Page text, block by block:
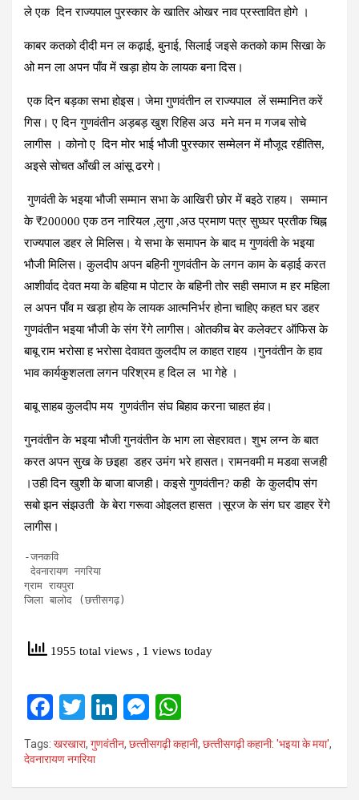
ले एक दिन राज्यपाल पुरस्कार के खातिर ओखर नाव प्रस्तावित होगे ।
काबर कतको दीदी मन ल कढ़ाई, बुनाई, सिलाई जइसे कतको काम सिखा के
ओ मन ला अपन पाँव में खड़ा होय के लायक बना दिस।
एक दिन बड़का सभा होइस। जेमा गुणवंतीन ल राज्यपाल लें सम्मानित करें
गिस। ए दिन गुणवंतीन अड़बड़ खुश रिहिस अउ मने मन म गजब सोचे
लागीस । कोनो ए दिन मोर भाई भौजी पुरस्कार सम्मेलन में मौजूद रहीतिस,
अइसे सोचत आँखी ल आंसू ढरगे।
गुणवंती के भइया भौजी सम्मान सभा के आखिरी छोर में बइठे राहय। सम्मान
के ₹200000 एक ठन नारियल ,लुगा ,अउ प्रमाण पत्र सुघ्घर प्रतीक चिह्न
राज्यपाल डहर ले मिलिस। ये सभा के समापन के बाद म गुणवंती के भइया
भौजी मिलिस। कुलदीप अपन बहिनी गुणवंतीन के लगन काम के बड़ाई करत
आशीर्वाद देवत मया के बहिया म पोटार के बहिनी तोर सही समाज म हर महिला
ल अपन पाँव म खड़ा होय के लायक आत्मनिर्भर होना चाहिए कहत घर डहर
गुणवंतीन भइया भौजी के संग रेंगे लागीस। ओतकीच बेर कलेक्टर ऑफिस के
बाबू राम भरोसा ह भरोसा देवावत कुलदीप ल काहत राहय ।गुनवंतीन के हाव
भाव कार्यकुशलता लगन परिश्रम ह दिल ल भा गेहे ।
बाबू साहब कुलदीप मय गुणवंतीन संघ बिहाव करना चाहत हंव।
गुनवंतीन के भइया भौजी गुनवंतीन के भाग ला सेहरावत। शुभ लग्न के बात
करत अपन सुख के छइहा डहर उमंग भरे हासत। रामनवमी म मडवा सजही
।उही दिन खुशी के बाजा बाजही। कइसे गुणवंतीन? कही के कुलदीप संग
सबो झन संझउती के बेरा गरूवा ओइलत हासत ।सूरज के संग घर डाहर रेंगे
लागीस।
-जनकवि
देवनारायण नगरिया
ग्राम रायपुरा
जिला बालोद (छत्तीसगढ़)
1955 total views , 1 views today
F
a
ce
b
T
wi
tt
er
Li
n
ke
dI
M
es
se
n
h
at
s
Tags: खरखारा, गुणवंतीन, छत्‍तीसगढ़ी कहानी, छत्‍तीसगढ़ी कहानी: 'भइया के मया',
देवनारायण नगरिया